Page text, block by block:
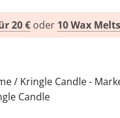
20 € oder 10 Wax
/ Kringle Candle -
Candle